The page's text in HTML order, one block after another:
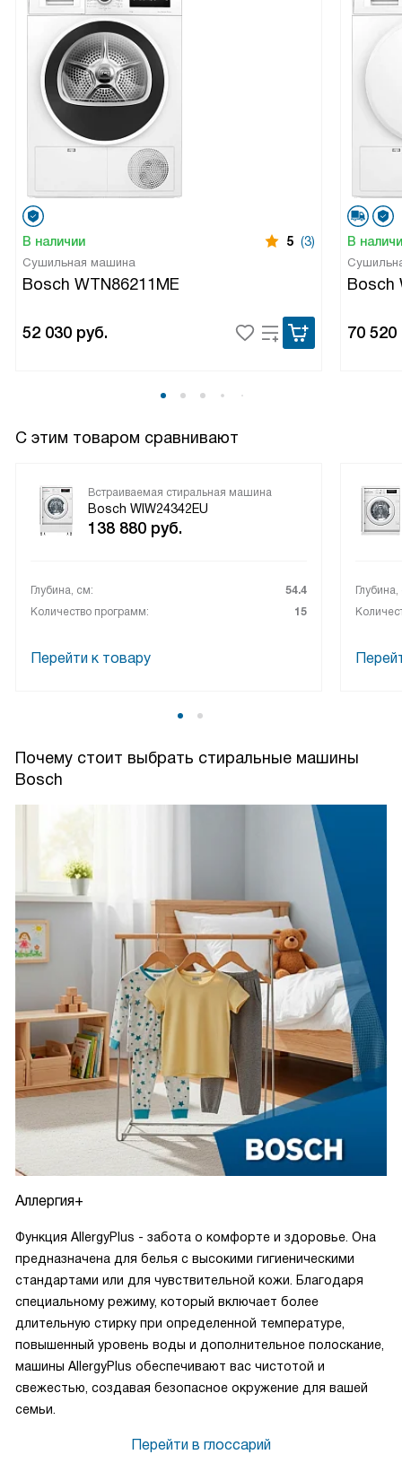
В наличии 5 (3)
Сушильная машина
Bosch WTN86211ME
52 030 руб.
В
Bosch
70 520
С этим товаром сравнивают
Встраиваемая стиральная машина
Bosch WIW24342EU
138 880 руб.
Глубина, см:
54.4
Количество программ:
15
Перейти к товару
Почему стоит выбрать стиральные машины
Bosch
Аллергия+
Функция AllergyPlus - забота о комфорте и здоровье. Она
предназначена для белья с высокими гигиеническими
стандартами или для чувствительной кожи. Благодаря
специальному режиму, который включает более
длительную стирку при определенной температуре,
повышенный уровень воды и дополнительное полоскание,
машины AllergyPlus обеспечивают вас чистотой и
свежестью, создавая безопасное окружение для вашей
семьи.
Перейти в глоссарий